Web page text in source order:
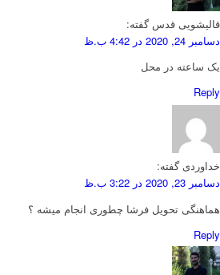
قالیشویی قدس گفته:
دسامبر 24, 2020 در 4:42 ب.ظ
یک ساعته در محل
Reply
خداوردی گفته:
دسامبر 23, 2020 در 3:22 ب.ظ
هماهنگی تحویل فرشا چطوری انجام میشه ؟
Reply